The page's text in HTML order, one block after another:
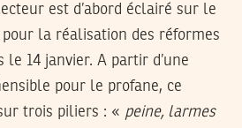
est d’abord éclairé sur le
pour la réalisation des réformes
14 janvier. A partir d’une
pour le profane, ce
trois piliers : « peine, larmes